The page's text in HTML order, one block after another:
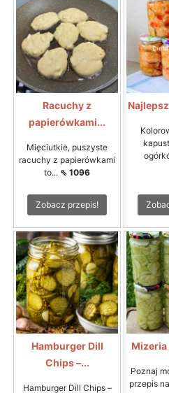
Racuchy z
papierówkami...
Mięciutkie, puszyste
racuchy z papierówkami
to... ⇖ 1096
Zobacz przepis!
Hamburger Dill
Chips –...
Hamburger Dill Chips –
Mizeria
Poznaj
przepis